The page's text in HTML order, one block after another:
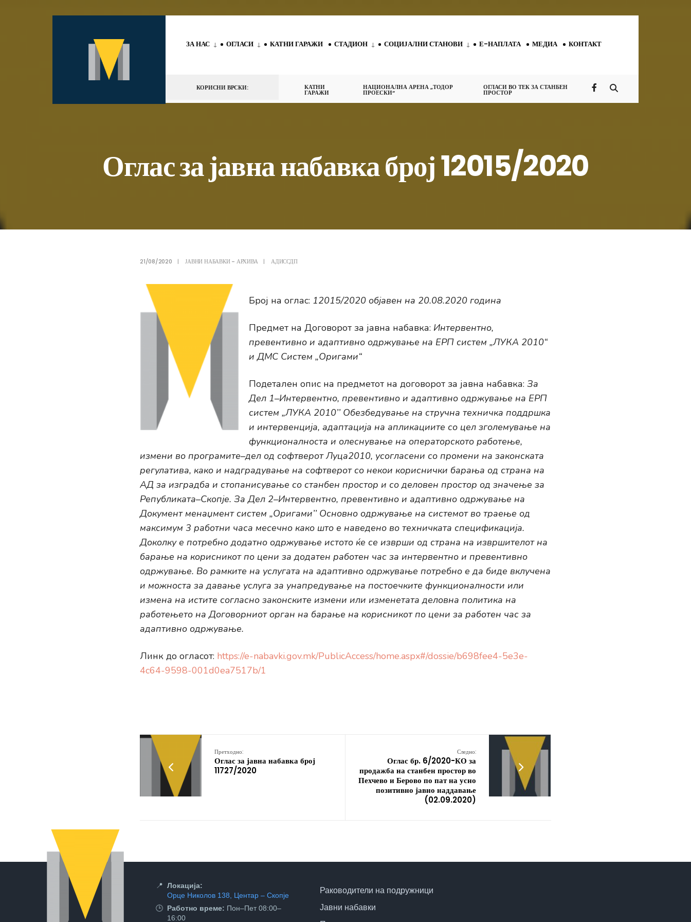
содржината
ЗА НАС ОГЛАСИ КАТНИ ГАРАЖИ СТАДИОН СОЦИЈАЛНИ СТАНОВИ Е-НАПЛАТА МЕДИА КОНТАКТ
КОРИСНИ ВРСКИ: КАТНИ
ГАРАЖИ
НАЦИОНАЛНА АРЕНА „ТОДОР
ПРОЕСКИ“
ОГЛАСИ ВО ТЕК ЗА СТАНБЕН
ПРОСТОР
Оглас за јавна набавка број 12015/2020
21/08/2020 | ЈАВНИ НАБАВКИ - АРХИВА | АДИССДП
Број на оглас: 12015/2020 објавен на 20.08.2020 година
Предмет на Договорот за јавна набавка: Интервентно,
превентивно и адаптивно одржување на ЕРП систем „ЛУКА 2010“
и ДМС Систем „Оригами“
Подетален опис на предметот на договорот за јавна набавка: За
Дел 1–Интервентно, превентивно и адаптивно одржување на ЕРП
систем „ЛУКА 2010’’ Обезбедување на стручна техничка поддршка
и интервенција, адаптација на апликациите со цел зголемување на
функционалноста и олеснување на операторското работење,
измени во програмите–дел од софтверот Луца2010, усогласени со промени на законската
регулатива, како и надградување на софтверот со некои кориснички барања од страна на
АД за изградба и стопанисување со станбен простор и со деловен простор од значење за
Републиката–Скопје. За Дел 2–Интервентно, превентивно и адаптивно одржување на
Документ менаџмент систем „Оригами’’ Основно одржување на системот во траење од
максимум 3 работни часа месечно како што е наведено во техничката спецификација.
Доколку е потребно додатно одржување истото ќе се изврши од страна на извршителот на
барање на корисникот по цени за додатен работен час за интервентно и превентивно
одржување. Во рамките на услугата на адаптивно одржување потребно е да биде вклучена
и можноста за давање услуга за унапредување на постоечките функционалности или
измена на истите согласно законските измени или изменетата деловна политика на
работењето на Договорниот орган на барање на корисникот по цени за работен час за
адаптивно одржување.
Линк до огласот: https://e-nabavki.gov.mk/PublicAccess/home.aspx#/dossie/b698fee4-5e3e-
4c64-9598-001d0ea7517b/1
Претходно:
Оглас за јавна набавка број
11727/2020
Следно:
Оглас бр. 6/2020-КО за
продажба на станбен простор во
Пехчево и Берово по пат на усно
позитивно јавно наддавање
(02.09.2020)
📍 Локација:
Орце Николов 138, Центар – Скопје
🕒 Работно време: Пон–Пет 08:00–
16:00
Раководители на подружници
Јавни набавки